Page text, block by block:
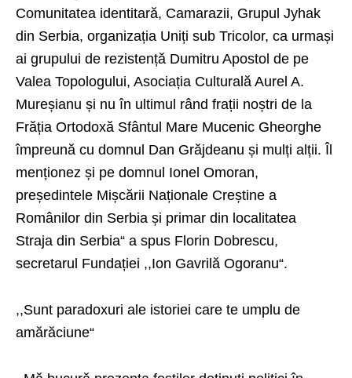
Comunitatea identitară, Camarazii, Grupul Jyhak
din Serbia, organizația Uniți sub Tricolor, ca urmași
ai grupului de rezistență Dumitru Apostol de pe
Valea Topologului, Asociația Culturală Aurel A.
Mureșianu și nu în ultimul rând frații noștri de la
Frăția Ortodoxă Sfântul Mare Mucenic Gheorghe
împreună cu domnul Dan Grăjdeanu și mulți alții. Îl
menționez și pe domnul Ionel Omoran,
președintele Mișcării Naționale Creștine a
Românilor din Serbia și primar din localitatea
Straja din Serbia“ a spus Florin Dobrescu,
secretarul Fundației ,,Ion Gavrilă Ogoranu“.
,,Sunt paradoxuri ale istoriei care te umplu de
amărăciune“